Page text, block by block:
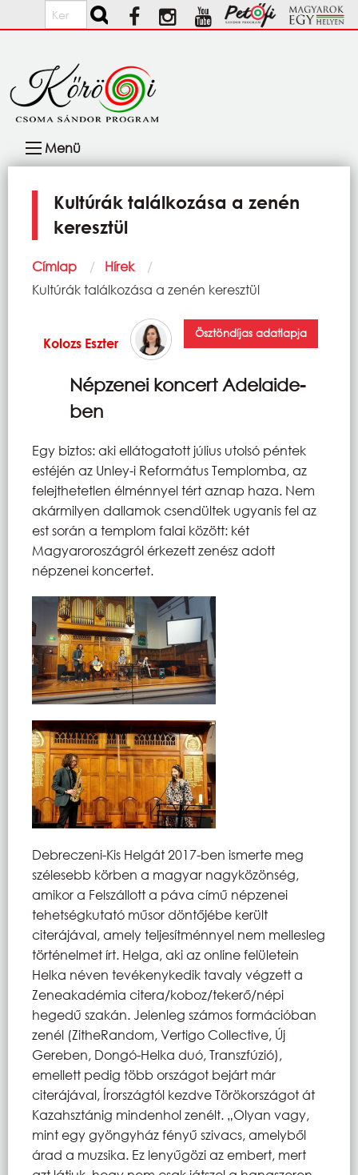
Ugrás a tartalomra
Keresés
navigáció
Menü
Kultúrák találkozása a zenén
keresztül
Morzsa
Címlap
Hírek
Current:
Kultúrák találkozása a zenén keresztül
Kolozs Eszter
Ösztöndíjas adatlapja
Népzenei koncert Adelaide-
ben
Egy biztos: aki ellátogatott július utolsó péntek
estéjén az Unley-i Református Templomba, az
felejthetetlen élménnyel tért aznap haza. Nem
akármilyen dallamok csendültek ugyanis fel az
est során a templom falai között: két
Magyaroroszágról érkezett zenész adott
népzenei koncertet.
Debreczeni-Kis Helgát 2017-ben ismerte meg
szélesebb körben a magyar nagyközönség,
amikor a Felszállott a páva című népzenei
tehetségkutató műsor döntőjébe került
citerájával, amely teljesítménnyel nem mellesleg
történelmet írt. Helga, aki az online felületein
Helka néven tevékenykedik tavaly végzett a
Zeneakadémia citera/koboz/tekerő/népi
hegedű szakán. Jelenleg számos formációban
zenél (ZitheRandom, Vertigo Collective, Új
Gereben, Dongó-Helka duó, Transzfúzió),
emellett pedig több országot bejárt már
citerájával, Írországtól kezdve Törökországot át
Kazahsztánig mindenhol zenélt. „Olyan vagy,
mint egy gyöngyház fényű szivacs, amelyből
árad a muzsika. Ez lenyűgözi az embert, mert